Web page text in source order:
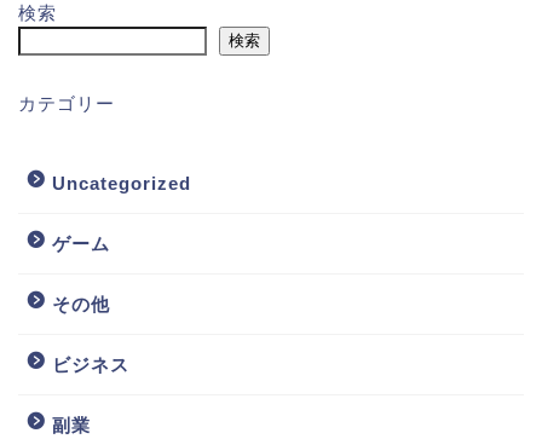
検索
検索
カテゴリー
Uncategorized
ゲーム
その他
ビジネス
副業